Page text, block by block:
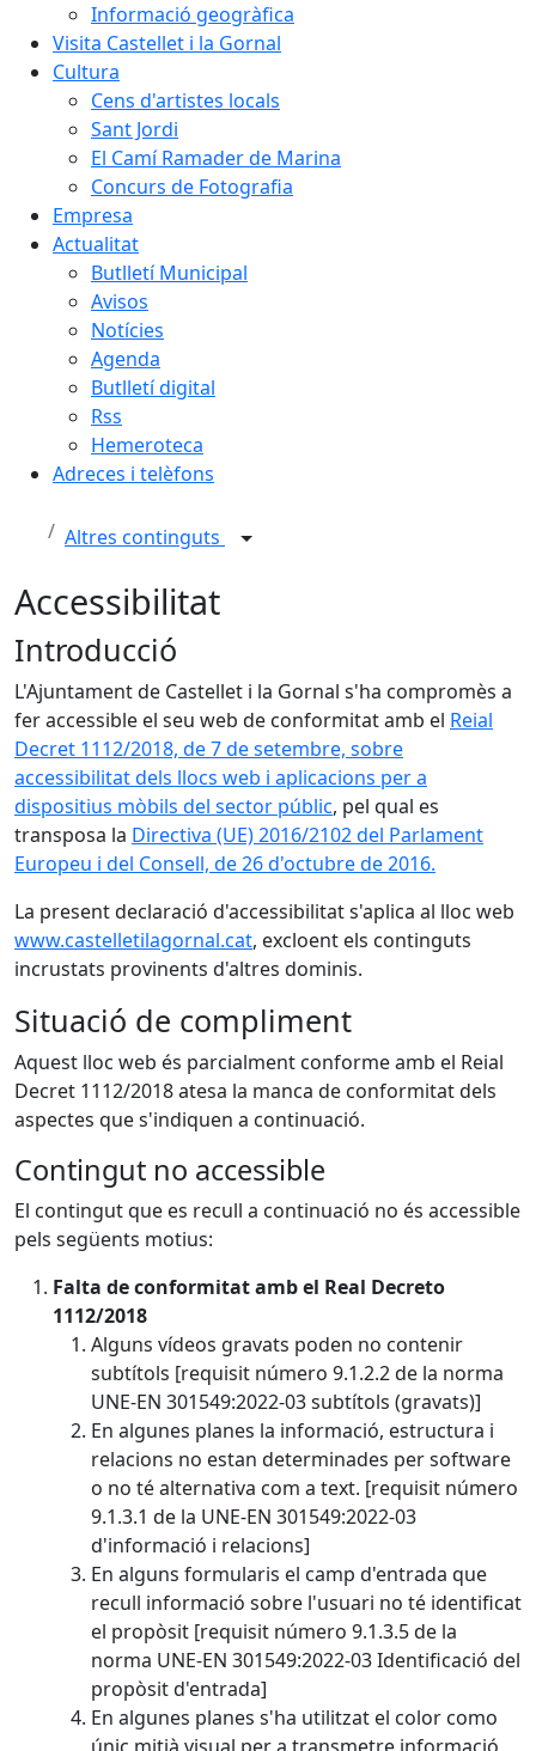
Informació geogràfica
Visita Castellet i la Gornal
Cultura
Cens d'artistes locals
Sant Jordi
El Camí Ramader de Marina
Concurs de Fotografia
Empresa
Actualitat
Butlletí Municipal
Avisos
Notícies
Agenda
Butlletí digital
Rss
Hemeroteca
Adreces i telèfons
Altres continguts
Accessibilitat
Introducció
L'Ajuntament de Castellet i la Gornal s'ha compromès a
fer accessible el seu web de conformitat amb el Reial
Decret 1112/2018, de 7 de setembre, sobre
accessibilitat dels llocs web i aplicacions per a
dispositius mòbils del sector públic, pel qual es
transposa la Directiva (UE) 2016/2102 del Parlament
Europeu i del Consell, de 26 d'octubre de 2016.
La present declaració d'accessibilitat s'aplica al lloc web
www.castelletilagornal.cat, excloent els continguts
incrustats provinents d'altres dominis.
Situació de compliment
Aquest lloc web és parcialment conforme amb el Reial
Decret 1112/2018 atesa la manca de conformitat dels
aspectes que s'indiquen a continuació.
Contingut no accessible
El contingut que es recull a continuació no és accessible
pels següents motius:
Falta de conformitat amb el Real Decreto
1112/2018
Alguns vídeos gravats poden no contenir
subtítols [requisit número 9.1.2.2 de la norma
UNE-EN 301549:2022-03 subtítols (gravats)]
En algunes planes la informació, estructura i
relacions no estan determinades per software
o no té alternativa com a text. [requisit número
9.1.3.1 de la UNE-EN 301549:2022-03
d'informació i relacions]
En alguns formularis el camp d'entrada que
recull informació sobre l'usuari no té identificat
el propòsit [requisit número 9.1.3.5 de la
norma UNE-EN 301549:2022-03 Identificació del
propòsit d'entrada]
En algunes planes s'ha utilitzat el color como